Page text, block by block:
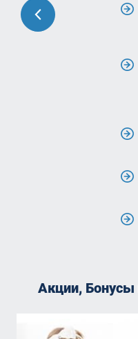
Акции,